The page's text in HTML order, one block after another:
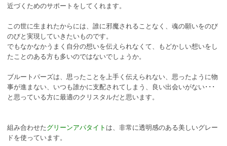
近づくためのサポートをしてくれます。
この世に生まれたからには、誰に邪魔されることなく、魂の願いをのび
のびと実現していきたいものです。
でもなかなかうまく自分の想いを伝えられなくて、もどかしい想いをし
たことのある方も多いのではないでしょうか。
ブルートパーズは、思ったことを上手く伝えられない、思ったように物
事が進まない、いつも誰かに支配されてしまう、良い出会いがない･･･
と思っている方に最適のクリスタルだと思います。
組み合わせたグリーンアパタイト は、非常に透明感のある美しいグレー
ドを使っています。